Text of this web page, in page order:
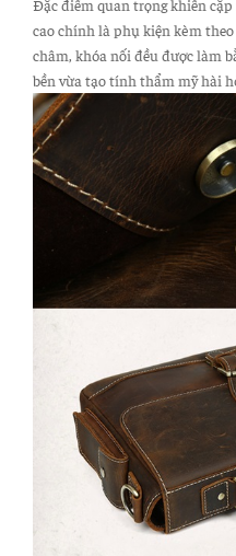
Đặc điểm quan trọng khiến
cao chính là phụ kiện kèm
châm, khóa nối đều được làm
bền vừa tạo tính thẩm mỹ hài